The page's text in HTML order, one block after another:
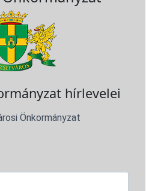
hírlevelei
Önkormányzat